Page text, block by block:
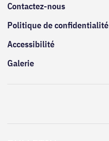
Contactez-nous
Politique de confidentialité
Accessibilité
Galerie